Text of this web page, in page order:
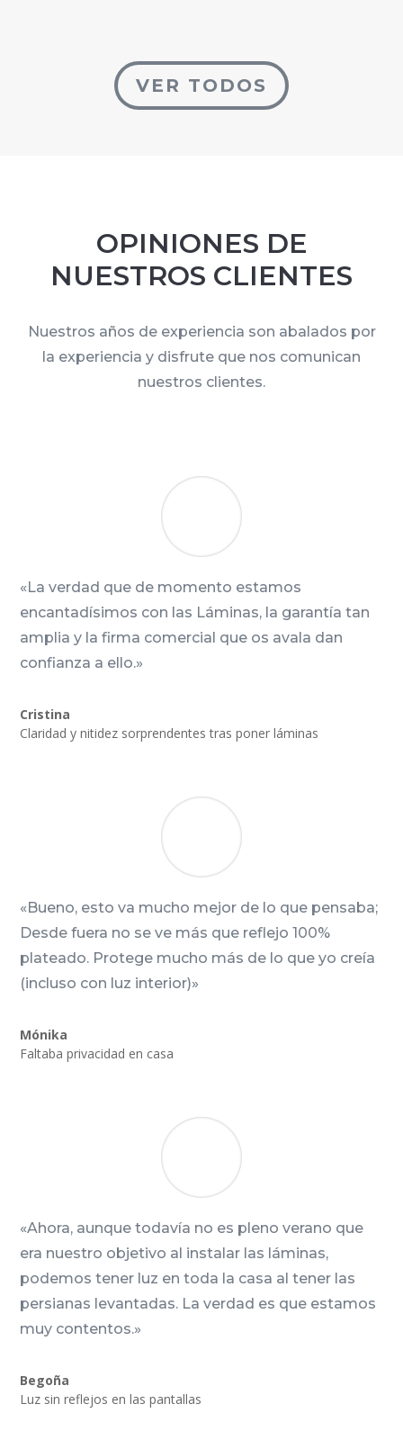
VER TODOS
OPINIONES DE
NUESTROS CLIENTES
Nuestros años de experiencia son abalados por
la experiencia y disfrute que nos comunican
nuestros clientes.
«La verdad que de momento estamos
encantadísimos con las Láminas, la garantía tan
amplia y la firma comercial que os avala dan
confianza a ello.»
Cristina
Claridad y nitidez sorprendentes tras poner láminas
«Bueno, esto va mucho mejor de lo que pensaba;
Desde fuera no se ve más que reflejo 100%
plateado. Protege mucho más de lo que yo creía
(incluso con luz interior)»
Mónika
Faltaba privacidad en casa
«Ahora, aunque todavía no es pleno verano que
era nuestro objetivo al instalar las láminas,
podemos tener luz en toda la casa al tener las
persianas levantadas. La verdad es que estamos
muy contentos.»
Begoña
Luz sin reflejos en las pantallas